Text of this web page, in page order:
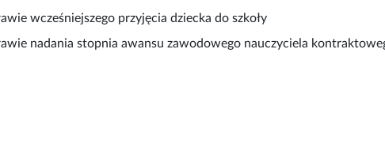
wcześniejszego przyjęcia dziecka do szkoły
nadania stopnia awansu zawodowego nauczyciela